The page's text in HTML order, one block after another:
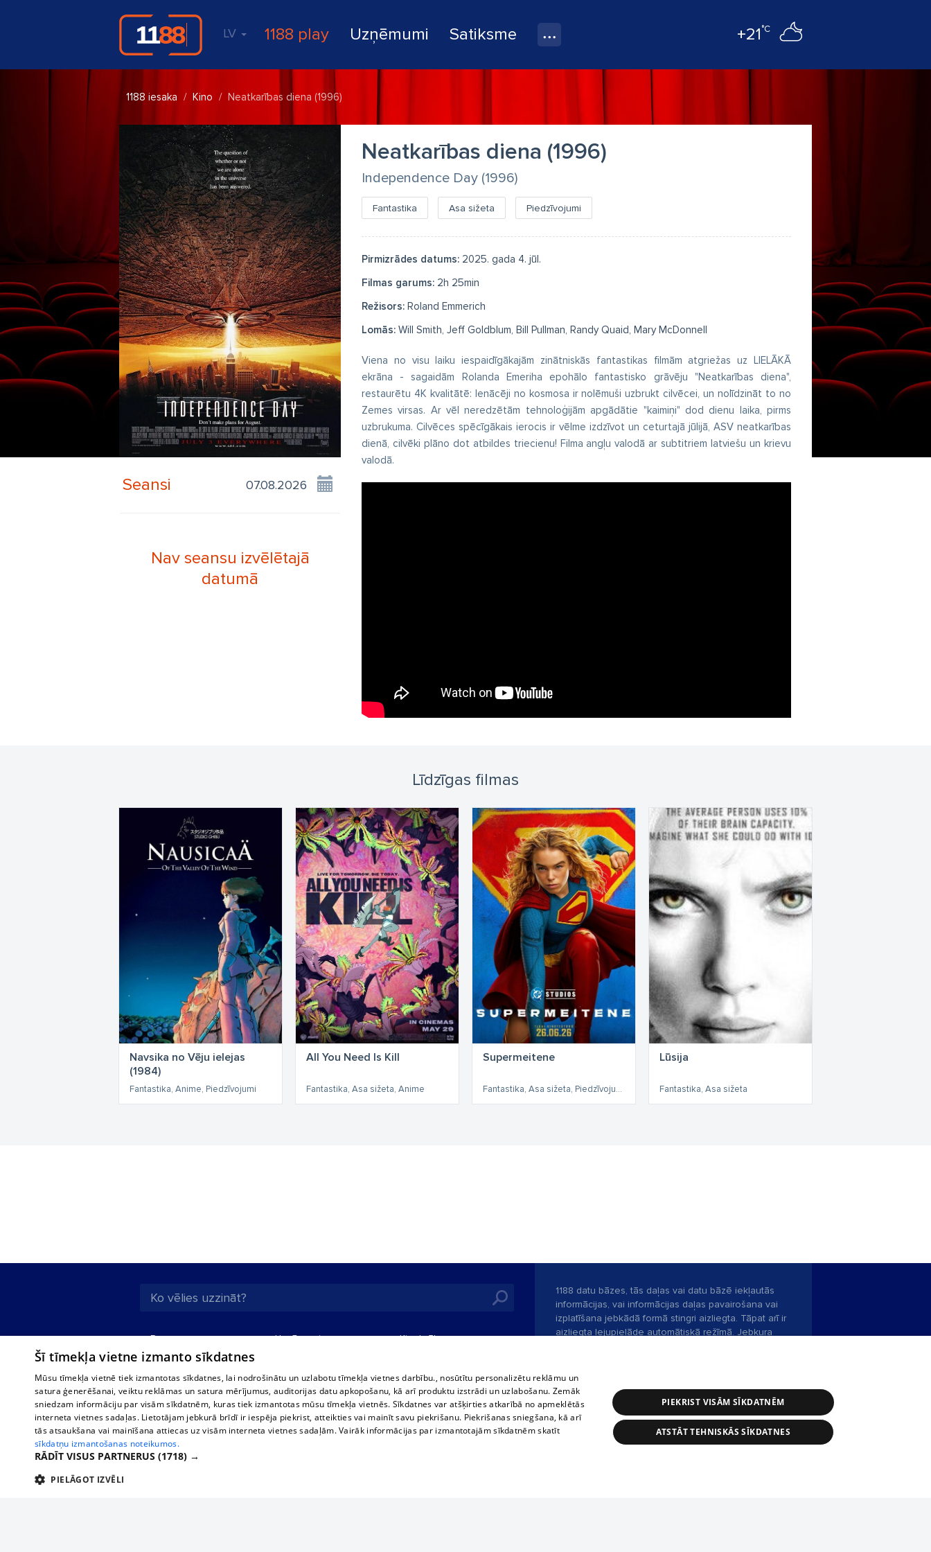
LV 1188 play Uzņēmumi Satiksme +21°C
1188 iesaka Kino Neatkarības diena (1996)
Seansi
Nav seansu izvēlētajā
datumā
Neatkarības diena (1996)
Independence Day (1996)
Fantastika Asa sižeta Piedzīvojumi
Pirmizrādes datums: 2025. gada 4. jūl.
Filmas garums: 2h 25min
Režisors: Roland Emmerich
Lomās: Will Smith, Jeff Goldblum, Bill Pullman, Randy Quaid, Mary McDonnell
Viena no visu laiku iespaidīgākajām zinātniskās fantastikas filmām atgriežas uz LIELĀKĀ
ekrāna - sagaidām Rolanda Emeriha epohālo fantastisko grāvēju "Neatkarības diena",
restaurētu 4K kvalitātē: Ienācēji no kosmosa ir nolēmuši uzbrukt cilvēcei, un nolīdzināt to no
Zemes virsas. Ar vēl neredzētām tehnoloģijām apgādātie "kaimiņi" dod dienu laika, pirms
uzbrukuma. Cilvēces spēcīgākais ierocis ir vēlme izdzīvot un ceturtajā jūlijā, ASV neatkarības
dienā, cilvēki plāno dot atbildes triecienu! Filma angļu valodā ar subtitriem latviešu un krievu
valodā.
Līdzīgas filmas
Navsika no Vēju ielejas
(1984)
Fantastika, Anime, Piedzīvojumi
All You Need Is Kill
Fantastika, Asa sižeta, Anime
Supermeitene
Fantastika, Asa sižeta, Piedzīvojumi
Lūsija
Fantastika, Asa sižeta
Par mums
Reklāma
Biznesa klientiem
Tarifi
Privātuma politika
Sīkdatņu iestatījumi
Politiskā reklāma
Uzņēmumi
Autobusu biļetes
Vilcienu biļetes
Kinoteātros
Līguma noteikumi
360 Ziņas kontakti
1188 datu bāzes, tās daļas vai datu bāzē iekļautās
informācijas, vai informācijas daļas pavairošana vai
izplatīšana jebkādā formā stingri aizliegta. Tāpat arī ir
aizliegta lejupielāde automātiskā režīmā. Jebkura
Portāla palīdzības dienests: e-pasts -info@1188.lv
SIA Helio Media2004-2026
Šī tīmekļa vietne izmanto sīkdatnes
Mūsu tīmekļa vietnē tiek izmantotas sīkdatnes, lai nodrošinātu un uzlabotu tīmekļa vietnes darbību., nosūtītu personalizētu reklāmu un
satura ģenerēšanai, veiktu reklāmas un satura mērījumus, auditorijas datu apkopošanu, kā arī produktu izstrādi un uzlabošanu. Zemāk
sniedzam informāciju par visām sīkdatnēm, kuras tiek izmantotas mūsu tīmekļa vietnēs. Sīkdatnes var atšķirties atkarībā no apmeklētās
interneta vietnes sadaļas. Lietotājam jebkurā brīdī ir iespēja piekrist, atteikties vai mainīt savu piekrišanu. Piekrišanas sniegšana, kā arī
tās atsaukšana vai mainīšana attiecas uz visām interneta vietnes sadaļām. Vairāk informācijas par izmantotajām sīkdatnēm skatīt
sīkdatņu izmantošanas noteikumos.
RĀDĪT VISUS PARTNERUS (1718) →
PIELĀGOT IZVĒLI
PIEKRIST VISĀM SĪKDATNĒM
ATSTĀT TEHNISKĀS SĪKDATNES